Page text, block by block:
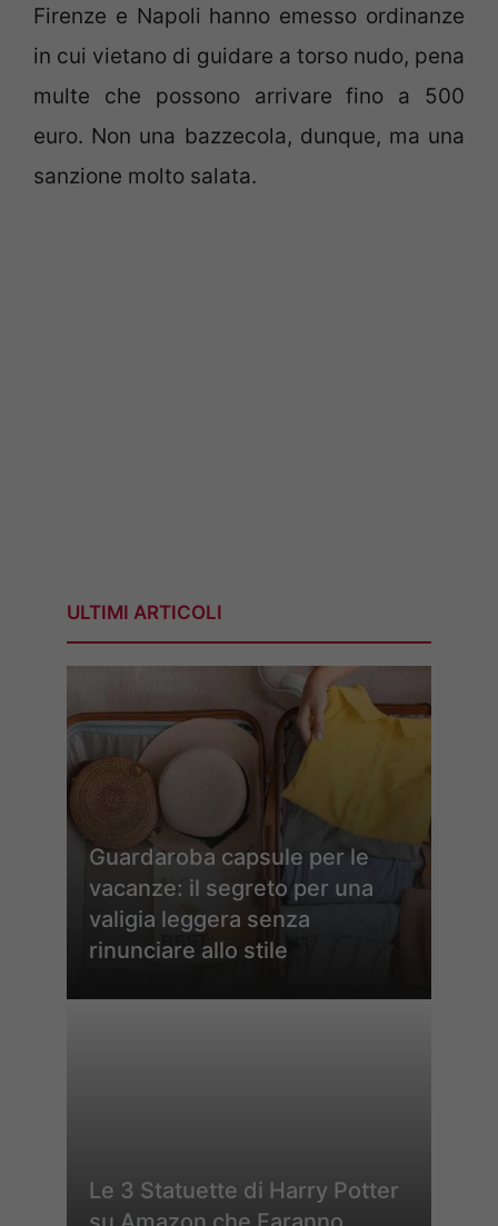
Firenze e Napoli hanno emesso ordinanze
in cui vietano di guidare a torso nudo, pena
multe che possono arrivare fino a 500
euro. Non una bazzecola, dunque, ma una
sanzione molto salata.
ULTIMI ARTICOLI
Guardaroba capsule per le
vacanze: il segreto per una
valigia leggera senza
rinunciare allo stile
Le 3 Statuette di Harry Potter